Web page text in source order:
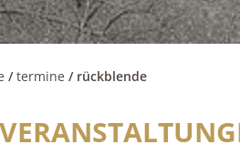
/termine / rückblende